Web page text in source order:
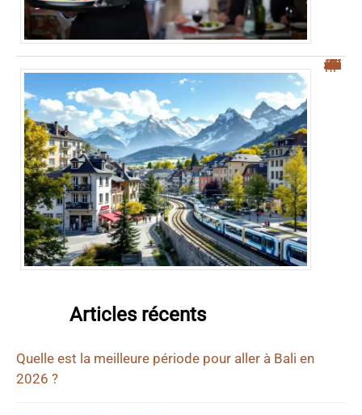
“Top 5 des villes frontières suisses pour une meilleure qualité de vie”
Articles récents
Quelle est la meilleure période pour aller à Bali en
2026 ?